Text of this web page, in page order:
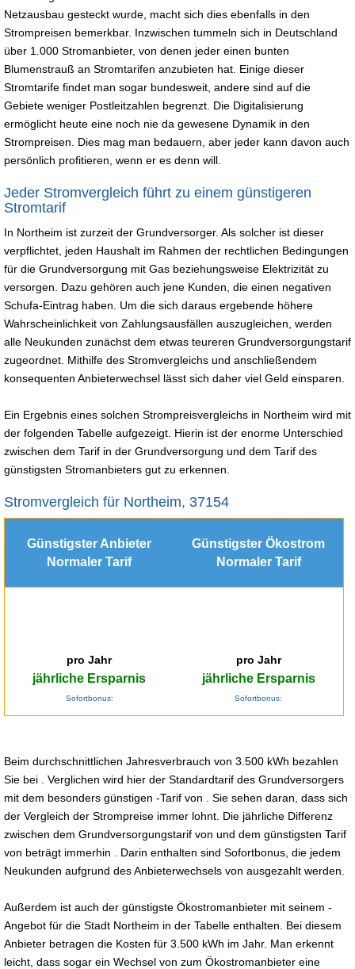
Netzausbau gesteckt wurde, macht sich dies ebenfalls in den
Strompreisen bemerkbar. Inzwischen tummeln sich in Deutschland
über 1.000 Stromanbieter, von denen jeder einen bunten
Blumenstrauß an Stromtarifen anzubieten hat. Einige dieser
Stromtarife findet man sogar bundesweit, andere sind auf die
Gebiete weniger Postleitzahlen begrenzt. Die Digitalisierung
ermöglicht heute eine noch nie da gewesene Dynamik in den
Strompreisen. Dies mag man bedauern, aber jeder kann davon auch
persönlich profitieren, wenn er es denn will.
Jeder Stromvergleich führt zu einem günstigeren
Stromtarif
In Northeim ist zurzeit der Grundversorger. Als solcher ist dieser
verpflichtet, jeden Haushalt im Rahmen der rechtlichen Bedingungen
für die Grundversorgung mit Gas beziehungsweise Elektrizität zu
versorgen. Dazu gehören auch jene Kunden, die einen negativen
Schufa-Eintrag haben. Um die sich daraus ergebende höhere
Wahrscheinlichkeit von Zahlungsausfällen auszugleichen, werden
alle Neukunden zunächst dem etwas teureren Grundversorgungstarif
zugeordnet. Mithilfe des Stromvergleichs und anschließendem
konsequenten Anbieterwechsel lässt sich daher viel Geld einsparen.
Ein Ergebnis eines solchen Strompreisvergleichs in Northeim wird mit
der folgenden Tabelle aufgezeigt. Hierin ist der enorme Unterschied
zwischen dem Tarif in der Grundversorgung und dem Tarif des
günstigsten Stromanbieters gut zu erkennen.
Stromvergleich für Northeim, 37154
Günstigster Anbieter
Normaler Tarif
Günstigster Ökostrom
Normaler Tarif
pro Jahr
jährliche Ersparnis
Sofortbonus:
pro Jahr
jährliche Ersparnis
Sofortbonus:
Beim durchschnittlichen Jahresverbrauch von 3.500 kWh bezahlen
Sie bei . Verglichen wird hier der Standardtarif des Grundversorgers
mit dem besonders günstigen -Tarif von . Sie sehen daran, dass sich
der Vergleich der Strompreise immer lohnt. Die jährliche Differenz
zwischen dem Grundversorgungstarif von und dem günstigsten Tarif
von beträgt immerhin . Darin enthalten sind Sofortbonus, die jedem
Neukunden aufgrund des Anbieterwechsels von ausgezahlt werden.
Außerdem ist auch der günstigste Ökostromanbieter mit seinem -
Angebot für die Stadt Northeim in der Tabelle enthalten. Bei diesem
Anbieter betragen die Kosten für 3.500 kWh im Jahr. Man erkennt
leicht, dass sogar ein Wechsel von zum Ökostromanbieter eine